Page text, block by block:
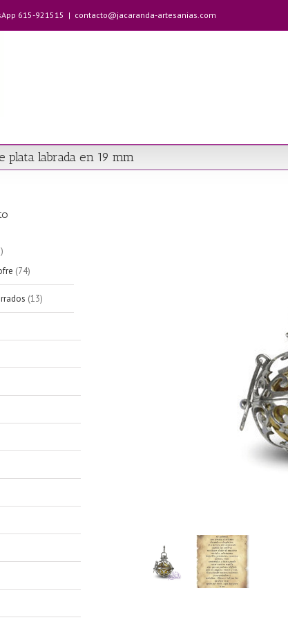
615-921515 | contacto@jacaranda-artesanias.com
plata labrada en 19 mm
(74)
(13)